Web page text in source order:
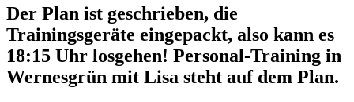
Der Plan ist geschrieben, die
Trainingsgeräte eingepackt, also kann es
18:15 Uhr losgehen! Personal-Training in
Wernesgrün mit Lisa steht auf dem Plan.